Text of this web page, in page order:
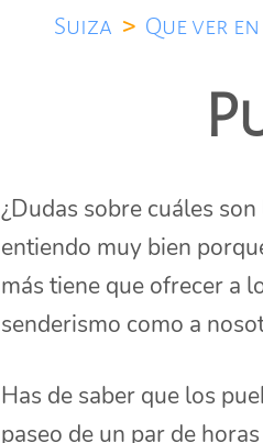
Suiza > Que ver
¿Dudas sobre cuáles son
entiendo muy bien
más tiene que ofrecer a
senderismo como a
Has de saber que los
paseo de un par de